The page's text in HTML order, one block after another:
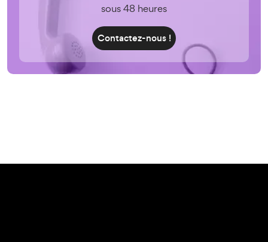
sous 48 heures
Contactez-nous !